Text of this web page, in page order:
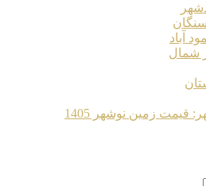
آباد
شمال
قیمت زمین نوشهر 1405